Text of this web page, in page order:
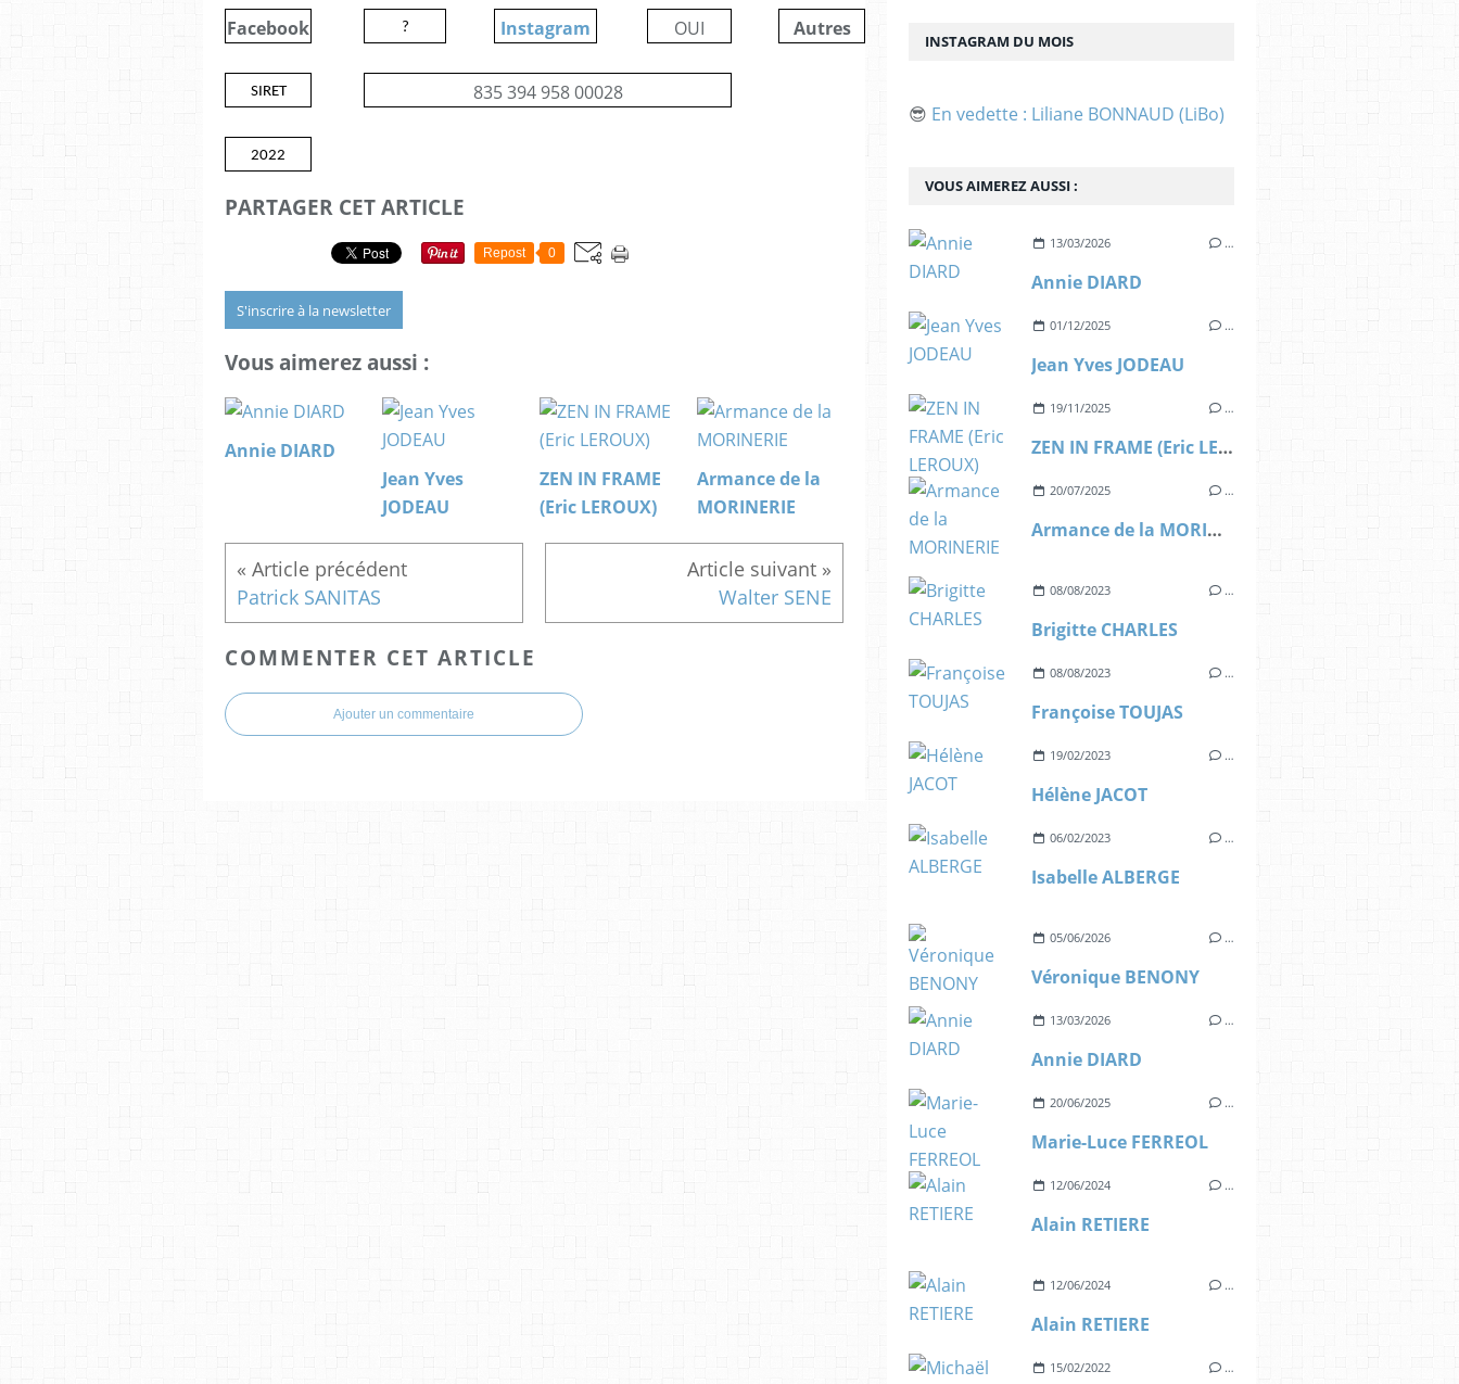
Facebook ? Instagram OUI Autres
SIRET 835 394 958 00028
2022
PARTAGER CET ARTICLE
Repost 0
S'inscrire à la newsletter
Vous aimerez aussi :
Annie DIARD
Jean Yves
JODEAU
ZEN IN FRAME
(Eric LEROUX)
Armance de la
MORINERIE
Patrick SANITAS Walter SENE
COMMENTER CET ARTICLE
Ajouter un commentaire
VOUS AIMEREZ AUSSI :
13/03/2026 …
Annie DIARD
01/12/2025 …
Jean Yves JODEAU
19/11/2025 …
ZEN IN FRAME (Eric LEROUX)
20/07/2025 …
Armance de la MORINERIE
08/08/2023 …
Brigitte CHARLES
08/08/2023 …
Françoise TOUJAS
19/02/2023 …
Hélène JACOT
06/02/2023 …
Isabelle ALBERGE
05/06/2026 …
Véronique BENONY
13/03/2026 …
Annie DIARD
20/06/2025 …
Marie-Luce FERREOL
12/06/2024 …
Alain RETIERE
12/06/2024 …
Alain RETIERE
15/02/2022 …
INSTAGRAM DU MOIS
😎 En vedette : Liliane BONNAUD (LiBo)